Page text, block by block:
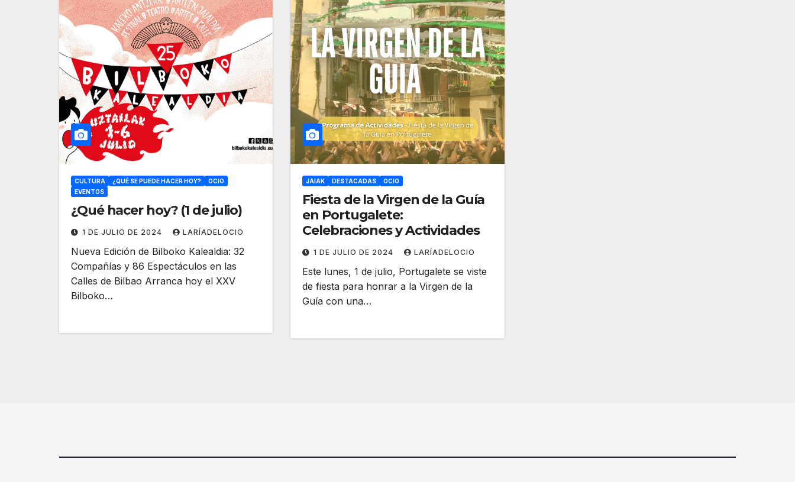
CULTURA ¿QUÉ SE PUEDE HACER HOY?
OCIO
EVENTOS
¿Qué hacer hoy? (1 de julio)
1 DE JULIO DE 2024 LARÍADELOCIO
Nueva Edición de Bilboko Kalealdia: 32
Compañías y 86 Espectáculos en las
Calles de Bilbao Arranca hoy el XXV
Bilboko…
JAIAK DESTACADAS OCIO
Fiesta de la Virgen de la Guía
en Portugalete:
Celebraciones y Actividades
1 DE JULIO DE 2024 LARÍADELOCIO
Este lunes, 1 de julio, Portugalete se viste
de fiesta para honrar a la Virgen de la
Guía con una…